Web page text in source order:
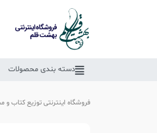
دسته بندی محصولات
فروشگاه اینترنتی توزیع